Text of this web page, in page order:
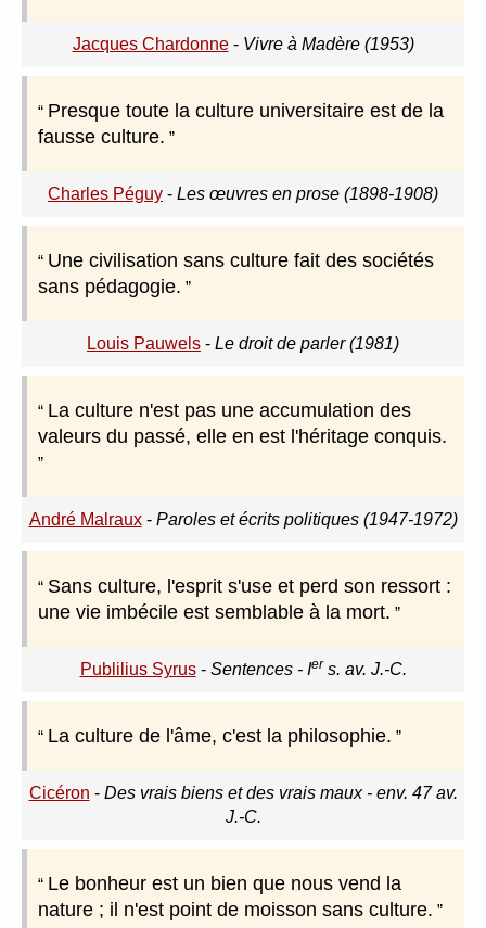
Jacques Chardonne- Vivre à Madère (1953)
Presque toute la culture universitaire est de la
fausse culture.
Charles Péguy - Les œuvres en prose (1898-1908)
Une civilisation sans culture fait des sociétés
sans pédagogie.
Louis Pauwels - Le droit de parler (1981)
La culture n'est pas une accumulation des
valeurs du passé, elle en est l'héritage conquis.
André Malraux- Paroles et écrits politiques (1947-1972)
Sans culture, l'esprit s'use et perd son ressort :
une vie imbécile est semblable à la mort.
Publilius Syrus- Sentences - Ier s. av. J.-C.
La culture de l'âme, c'est la philosophie.
Cicéron - Des vrais biens et des vrais maux - env. 47 av.
J.-C.
Le bonheur est un bien que nous vend la
nature ; il n'est point de moisson sans culture.